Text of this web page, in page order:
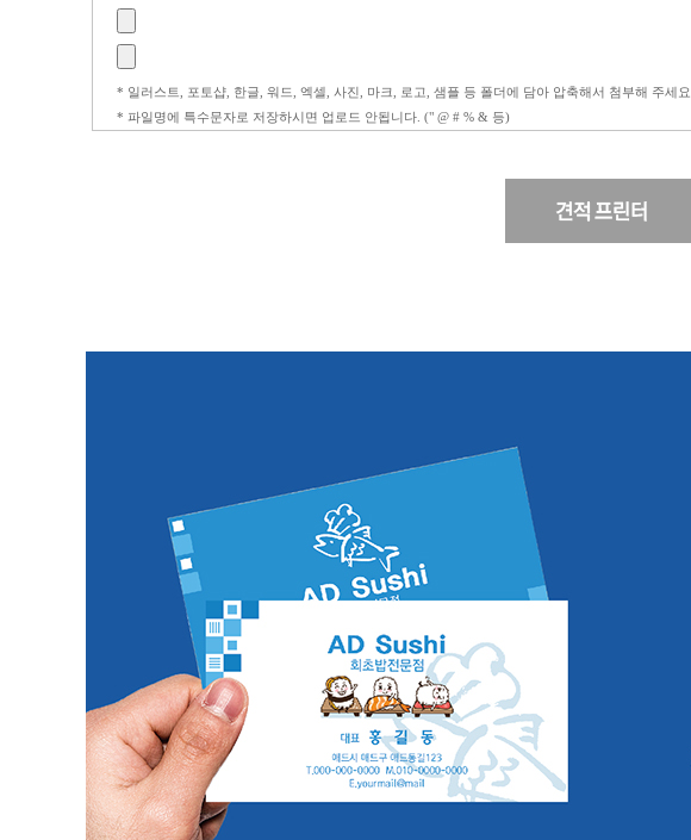
* 일러스트, 포토샵, 한글, 워드, 엑셀, 사진, 마크, 로고, 샘플 등 폴더에 담아 압축해서 첨부해 주세요.
* 파일명에 특수문자로 저장하시면 업로드 안됩니다. (" @ # % & 등)